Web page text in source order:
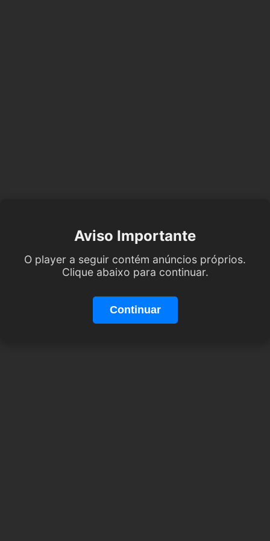
Aviso Importante
O player a seguir contém anúncios próprios.
Clique abaixo para continuar.
Continuar